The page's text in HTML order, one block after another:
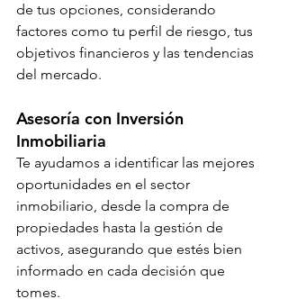
de tus opciones, considerando
factores como tu perfil de riesgo, tus
objetivos financieros y las tendencias
del mercado.
Asesoría con Inversión
Inmobiliaria
Te ayudamos a identificar las mejores
oportunidades en el sector
inmobiliario, desde la compra de
propiedades hasta la gestión de
activos, asegurando que estés bien
informado en cada decisión que
tomes.